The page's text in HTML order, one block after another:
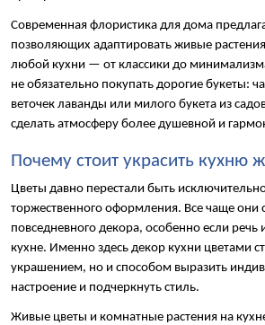
Современная флористика для дома
позволяющих адаптировать живые
любой кухни — от классики до
не обязательно покупать дорогие букеты:
веточек лаванды или милого букета из
сделать атмосферу более душевной и
Почему стоит украсить кухню
Цветы давно перестали быть
торжественного оформления. Все чаще они
повседневного декора, особенно если
кухне. Именно здесь декор кухни цветами
украшением, но и способом выразить
настроение и подчеркнуть стиль.
Живые цветы и комнатные растения на